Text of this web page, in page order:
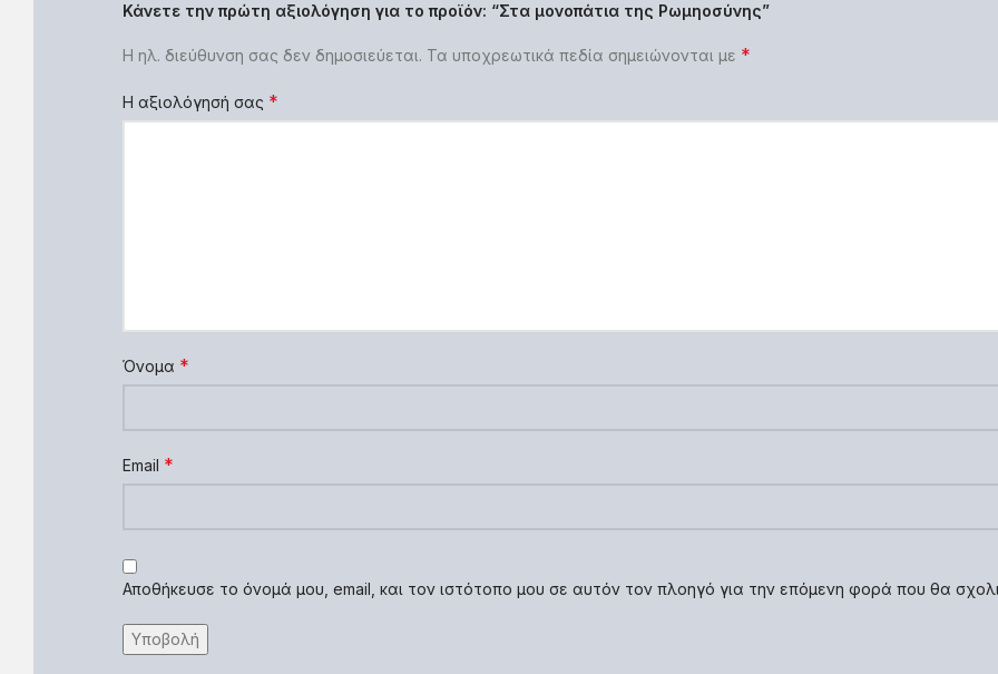
Κάνετε την πρώτη αξιολόγηση για το προϊόν: “Στα μονοπάτια της Ρωμηοσύνης”
Η ηλ. διεύθυνση σας δεν δημοσιεύεται. Τα υποχρεωτικά πεδία σημειώνονται με *
Η αξιολόγησή σας *
Όνομα *
Email *
Αποθήκευσε το όνομά μου, email, και τον ιστότοπο μου σε αυτόν τον πλοηγό για την επόμενη φορά που θα